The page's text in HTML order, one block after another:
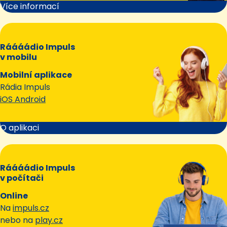
Více informací
Ráááádio Impuls
v mobilu
Mobilní aplikace
Rádia Impuls
iOS Android
O aplikaci
Ráááádio Impuls
v počítači
Online
Naimpuls.cz
nebo na play.cz